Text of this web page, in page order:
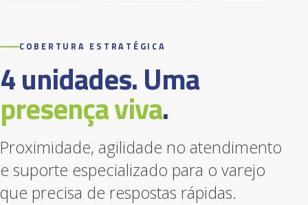
COBERTURA ESTRATÉGICA
4 unidades. Uma
presença viva.
Proximidade, agilidade no atendimento
e suporte especializado para o varejo
que precisa de respostas rápidas.